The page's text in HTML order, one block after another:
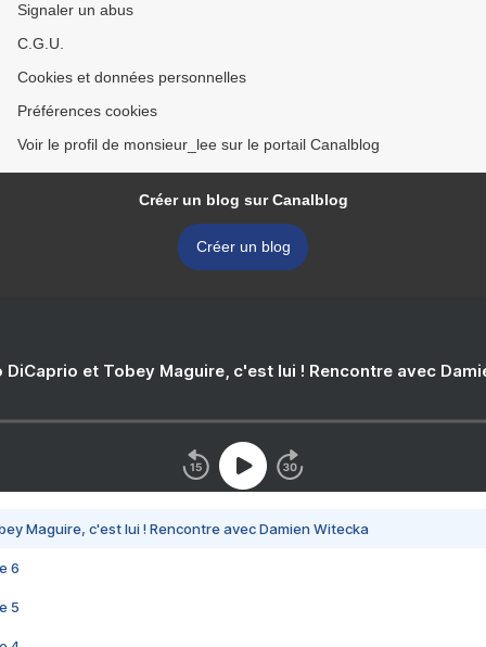
Signaler un abus
C.G.U.
Cookies et données personnelles
Préférences cookies
Voir le profil de monsieur_lee sur le portail Canalblog
Créer un blog sur Canalblog
Créer un blog
DiCaprio et Tobey Maguire, c'est lui ! Rencontre avec
Maguire, c'est lui ! Rencontre avec Damien Witecka
6
5